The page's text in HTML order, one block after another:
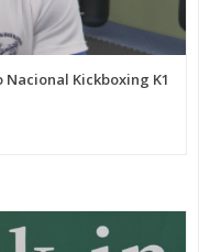
Kickboxing K1